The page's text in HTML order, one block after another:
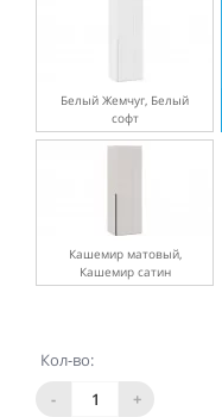
Белый Жемчуг, Белый
софт
Кашемир матовый,
Кашемир сатин
Кол-во:
-
+